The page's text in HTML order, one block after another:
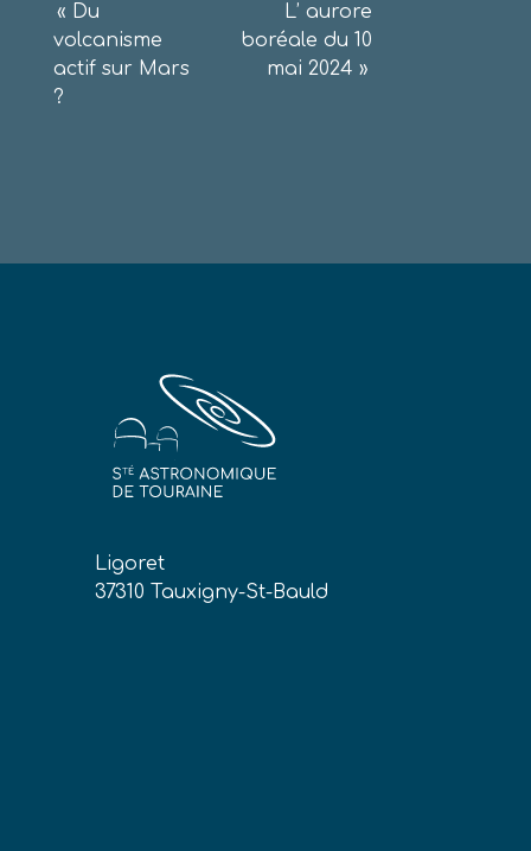
Navigation
de
l’article
« Du
volcanisme
actif sur Mars
?
L’ aurore
boréale du 10
mai 2024 »
Ligoret
37310 Tauxigny-St-Bauld